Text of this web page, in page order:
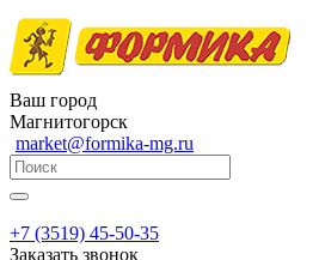
Ваш город
Магнитогорск
market@formika-mg.ru
+7 (3519) 45-50-35
Заказать звонок